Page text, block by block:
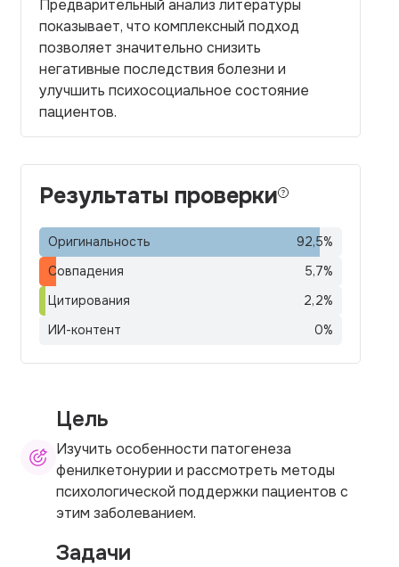
Предварительный анализ литературы
показывает, что комплексный подход
позволяет значительно снизить
негативные последствия болезни и
улучшить психосоциальное состояние
пациентов.
Результаты проверки
Оригинальность 92,5%
Совпадения
5,7%
Цитирования
2,2%
ИИ-контент
0%
Цель
Изучить особенности патогенеза
фенилкетонурии и рассмотреть методы
психологической поддержки пациентов с
этим заболеванием.
Задачи